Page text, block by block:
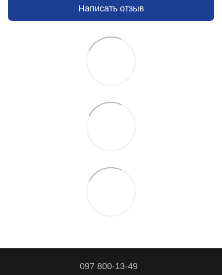
Написать отзыв
097 800-13-49